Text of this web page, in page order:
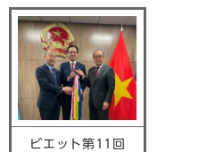
ビエット第11回